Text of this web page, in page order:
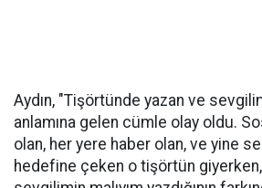
Aydın, "Tişörtünde yazan ve
anlamına gelen cümle olay oldu.
olan, her yere haber olan, ve yine
hedefine çeken o tişörtün